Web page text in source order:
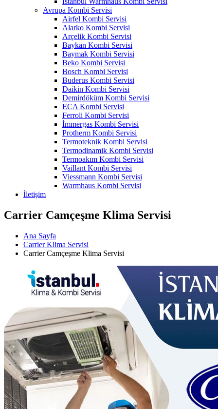
Avrupa Kombi Servisi
Airfel Kombi Servisi
Alarko Kombi Servisi
Arçelik Kombi Servisi
Baykan Kombi Servisi
Baymak Kombi Servisi
Beko Kombi Servisi
Bosch Kombi Servisi
Buderus Kombi Servisi
Daikin Kombi Servisi
Demirdöküm Kombi Servisi
ECA Kombi Servisi
Ferroli Kombi Servisi
İmmergas Kombi Servisi
Protherm Kombi Servisi
Termoteknik Kombi Servisi
Termodinamik Kombi Servisi
Termoakım Kombi Servisi
Vaillant Kombi Servisi
Viessmann Kombi Servisi
Warmhaus Kombi Servisi
İletişim
Carrier Camçeşme Klima Servisi
Ana Sayfa
Carrier Klima Servisi
Carrier Camçeşme Klima Servisi